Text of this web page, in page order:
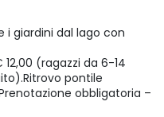
giardini dal lago con
(ragazzi da 6-14
pontile
obbligatoria –